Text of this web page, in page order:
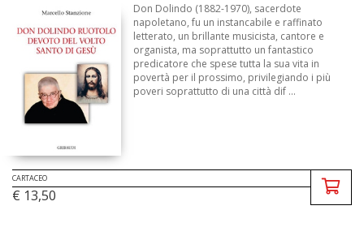
Don Dolindo (1882-1970), sacerdote
napoletano, fu un instancabile e raffinato
letterato, un brillante musicista, cantore e
organista, ma soprattutto un fantastico
predicatore che spese tutta la sua vita in
povertà per il prossimo, privilegiando i più
poveri soprattutto di una città dif ...
CARTACEO
€ 13,50